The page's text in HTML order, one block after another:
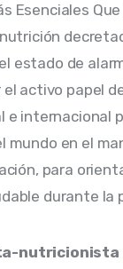
Esenciales
estado de
el activo papel
e internacional
mundo en el
para
durante la
nutricionista